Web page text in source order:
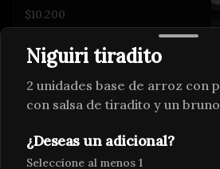
$10.200
Arroz chaufa vegetariano
Arroz salteado al wok, con cebollines,
diente de dragón y sillao + tus
vegetales favoritos.
$10.200
Niguiri tiradito
2 unidades base de arroz con
con salsa de tiradito y un
¿Deseas un adicional?
Seleccione al menos 1